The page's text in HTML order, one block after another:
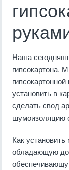
Наша
гипсокартона.
установить в
сделать свод
шумоизоляцию
Как
обладающую